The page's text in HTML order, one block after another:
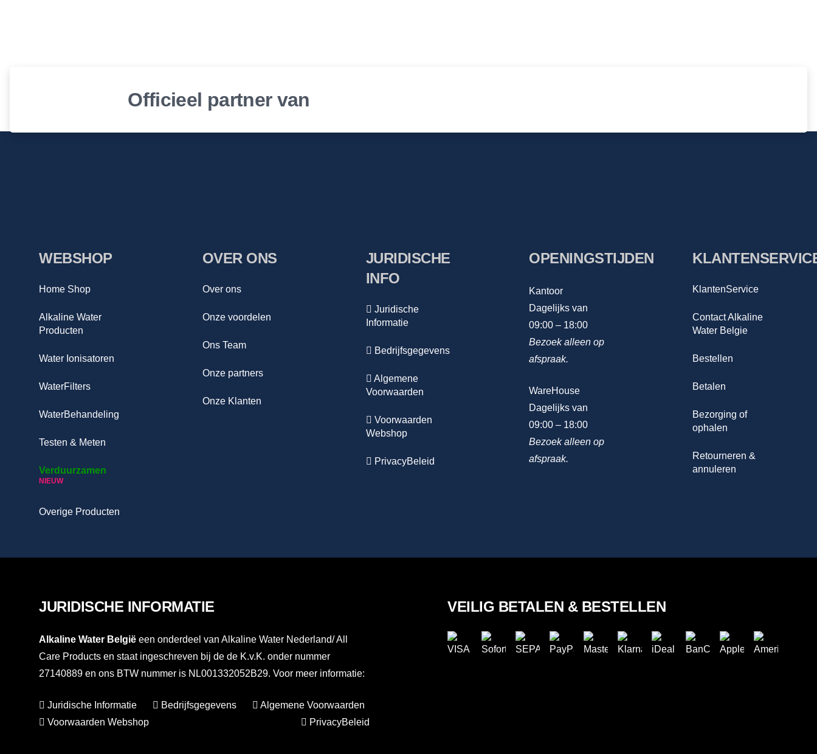
Officieel partner van
WEBSHOP
Home Shop
Alkaline Water
Producten
Water Ionisatoren
WaterFilters
WaterBehandeling
Testen & Meten
Verduurzamen
NIEUW
Overige Producten
OVER ONS
Over ons
Onze voordelen
Ons Team
Onze partners
Onze Klanten
JURIDISCHE
INFO
Juridische
Informatie
Bedrijfsgegevens
Algemene
Voorwaarden
Voorwaarden
Webshop
PrivacyBeleid
OPENINGSTIJDEN
Kantoor
Dagelijks van
09:00 – 18:00
Bezoek alleen op
afspraak.
WareHouse
Dagelijks van
09:00 – 18:00
Bezoek alleen op
afspraak.
KlantenService
Contact Alkaline
Water Belgie
Bestellen
Betalen
Bezorging of
ophalen
Retourneren &
annuleren
JURIDISCHE INFORMATIE
Alkaline Water België een onderdeel van Alkaline Water Nederland/ All
Care Products en staat ingeschreven bij de de K.v.K. onder nummer
27140889 en ons BTW nummer is NL001332052B29. Voor meer informatie:
Juridische Informatie Bedrijfsgegevens
Algemene Voorwaarden
Voorwaarden Webshop
PrivacyBeleid
VEILIG BETALEN & BESTELLEN